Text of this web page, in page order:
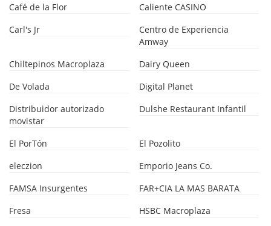
Café de la Flor
Caliente CASINO
Carl's Jr
Centro de Experiencia
Amway
Chiltepinos Macroplaza
Dairy Queen
De Volada
Digital Planet
Distribuidor autorizado
movistar
Dulshe Restaurant Infantil
El PorTón
El Pozolito
eleczion
Emporio Jeans Co.
FAMSA Insurgentes
FAR+CIA LA MAS BARATA
Fresa
HSBC Macroplaza